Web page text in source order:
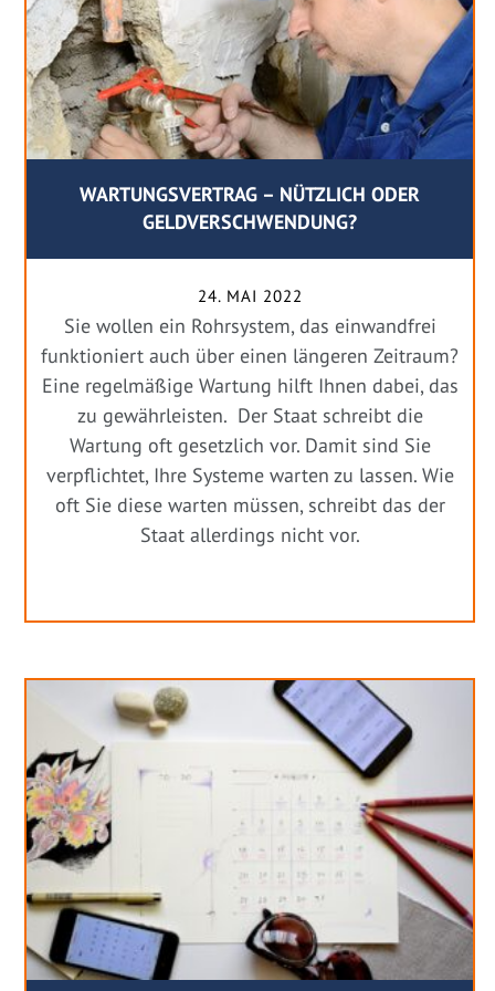
WARTUNGSVERTRAG – NÜTZLICH ODER
GELDVERSCHWENDUNG?
24. MAI 2022
Sie wollen ein Rohrsystem, das einwandfrei
funktioniert auch über einen längeren Zeitraum?
Eine regelmäßige Wartung hilft Ihnen dabei, das
zu gewährleisten. Der Staat schreibt die
Wartung oft gesetzlich vor. Damit sind Sie
verpflichtet, Ihre Systeme warten zu lassen. Wie
oft Sie diese warten müssen, schreibt das der
Staat allerdings nicht vor.